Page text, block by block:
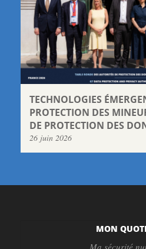
TECHNOLOGIES
PROTECTION DES
DE PROTECTION DES
26 juin 2026
MON
Ma sécurité